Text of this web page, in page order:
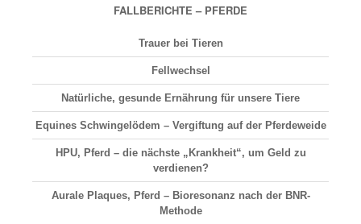
FALLBERICHTE – PFERDE
Trauer bei Tieren
Fellwechsel
Natürliche, gesunde Ernährung für unsere Tiere
Equines Schwingelödem – Vergiftung auf der Pferdeweide
HPU, Pferd – die nächste „Krankheit“, um Geld zu
verdienen?
Aurale Plaques, Pferd – Bioresonanz nach der BNR-
Methode